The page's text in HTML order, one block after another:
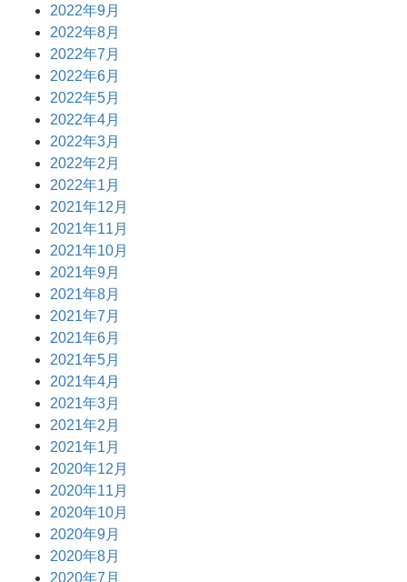
2022年9月
2022年8月
2022年7月
2022年6月
2022年5月
2022年4月
2022年3月
2022年2月
2022年1月
2021年12月
2021年11月
2021年10月
2021年9月
2021年8月
2021年7月
2021年6月
2021年5月
2021年4月
2021年3月
2021年2月
2021年1月
2020年12月
2020年11月
2020年10月
2020年9月
2020年8月
2020年7月